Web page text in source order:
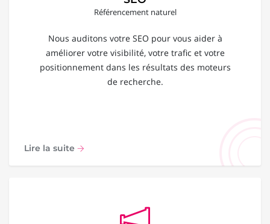
Référencement naturel
Nous auditons votre SEO pour vous aider à
améliorer votre visibilité, votre trafic et votre
positionnement dans les résultats des moteurs
de recherche.
Lire la suite